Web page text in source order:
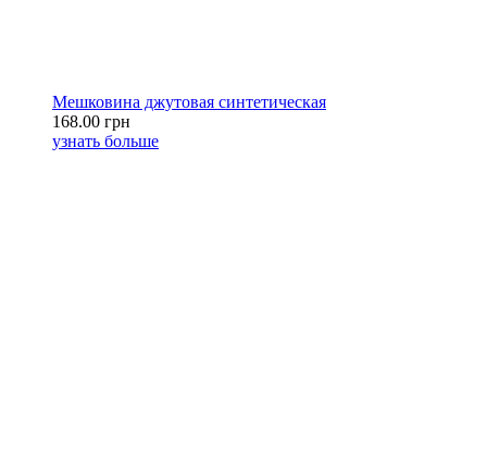
Мешковина джутовая синтетическая
168.00 грн
узнать больше